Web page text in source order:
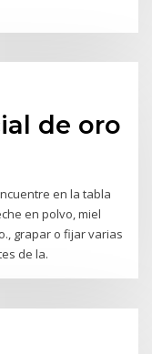
de oro
en la tabla
en polvo, miel
grapar o fijar varias
de la.